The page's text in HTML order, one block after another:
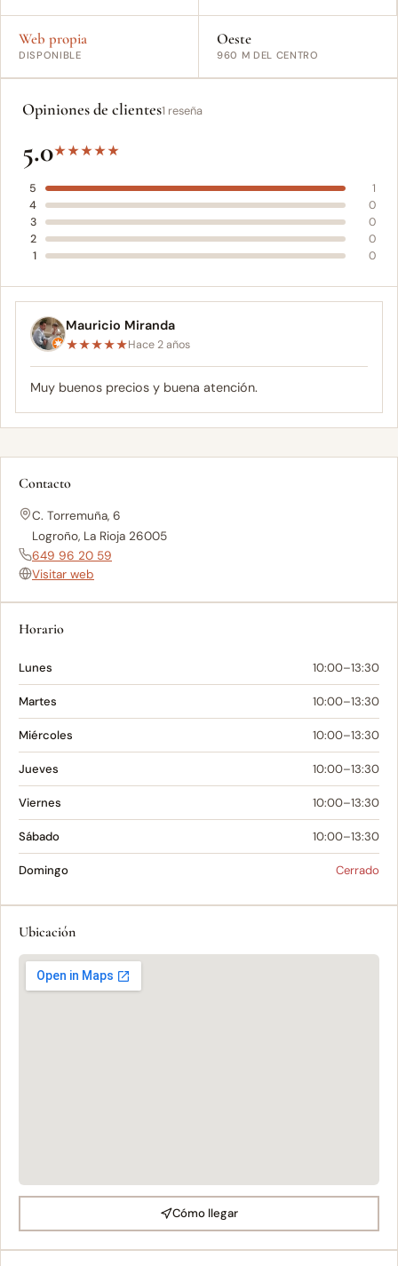
Web propia
DISPONIBLE
Oeste
960 M DEL CENTRO
Opiniones de clientes1 reseña
5.0★★★★★
5
1
4
0
3
0
2
0
1
0
Mauricio Miranda
★★★★★Hace 2 años
Muy buenos precios y buena atención.
Contacto
C. Torremuña, 6
Logroño, La Rioja 26005
649 96 20 59
Visitar web
Horario
Lunes 10:00–13:30
Martes 10:00–13:30
Miércoles 10:00–13:30
Jueves 10:00–13:30
Viernes 10:00–13:30
Sábado 10:00–13:30
Domingo Cerrado
Ubicación
Cómo llegar